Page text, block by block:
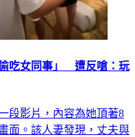
吃女同事」 遭反嗆：玩
段影片，內容為她頂著8
面。該人妻發現，丈夫與